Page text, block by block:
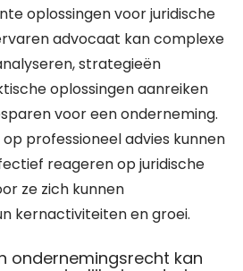
oplossingen voor juridische
advocaat kan complexe
strategieën
oplossingen aanreiken
voor een onderneming.
professioneel advies kunnen
reageren op juridische
ze zich kunnen
kernactiviteiten en groei.
ondernemingsrecht kan